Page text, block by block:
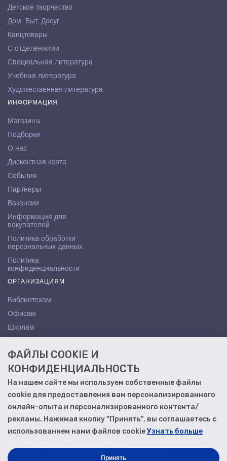
Детское творчество
Дом. Быт. Досуг.
Канцтовары
С отделениями
Специальная литература
Учебная литература
Художественная литература
ИНФОРМАЦИЯ
Магазины
Подборки
О нас
Дисконтная карта
События
Партнёры
Вакансии
Информация для
покупателей
Политика обработки
персональных данных
Политика
конфиденциальности
ОРГАНИЗАЦИЯМ
Библиотекам
Офисам
Школам
КОНТАКТЫ
Саратов, ул. Осипова, 10А
+7 (8452) 72-65-65
gemera@moya-kniga.ru
Моя книга | Сеть книжных магазинов в Саратове
ФАЙЛЫ COOKIE И
КОНФИДЕНЦИАЛЬНОСТЬ
На нашем сайте мы используем собственные файлы
cookie для предоставления вам персонализированного
онлайн-опыта и персонализированного контента/
рекламы. Нажимая кнопку "Принять", вы соглашаетесь с
использованием нами файлов cookieУзнать больше
Принять